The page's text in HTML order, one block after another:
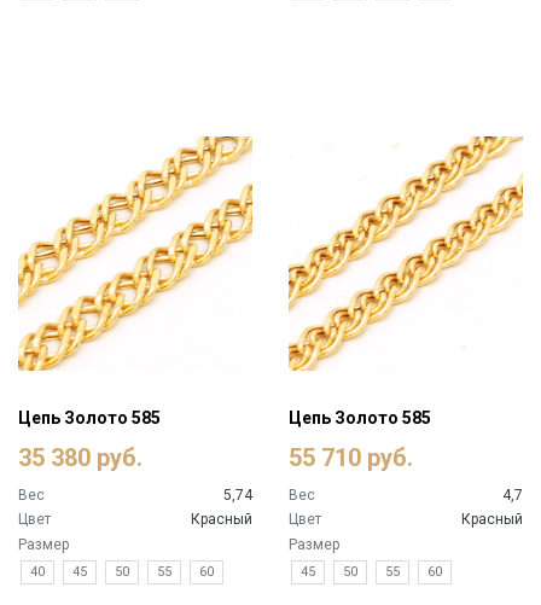
Цепь Золото 585
35 380 руб.
Вес
5,74
Цвет
Красный
Размер
40 45 50 55 60
Цепь Золото 585
55 710 руб.
Вес
4,7
Цвет
Красный
Размер
45 50 55 60